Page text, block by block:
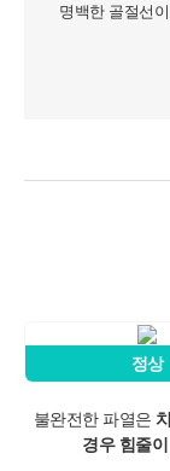
명백한 골절선
정상
불완전한 파열은
경우 힘줄